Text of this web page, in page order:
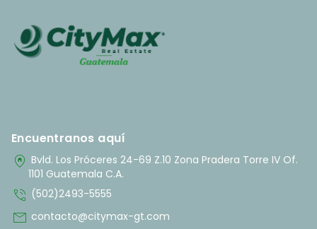
Encuentranos aquí
home_pin Bvld. Los Próceres 24-69 Z.10 Zona Pradera Torre IV Of.
1101 Guatemala C.A.
phone_in_talk (502)2493-5555
mail contacto@citymax-gt.com